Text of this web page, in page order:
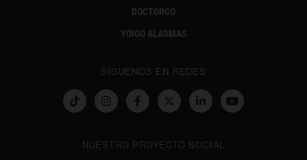
DOCTORGO
YOIGO ALARMAS
SÍGUENOS EN REDES
NUESTRO PROYECTO SOCIAL